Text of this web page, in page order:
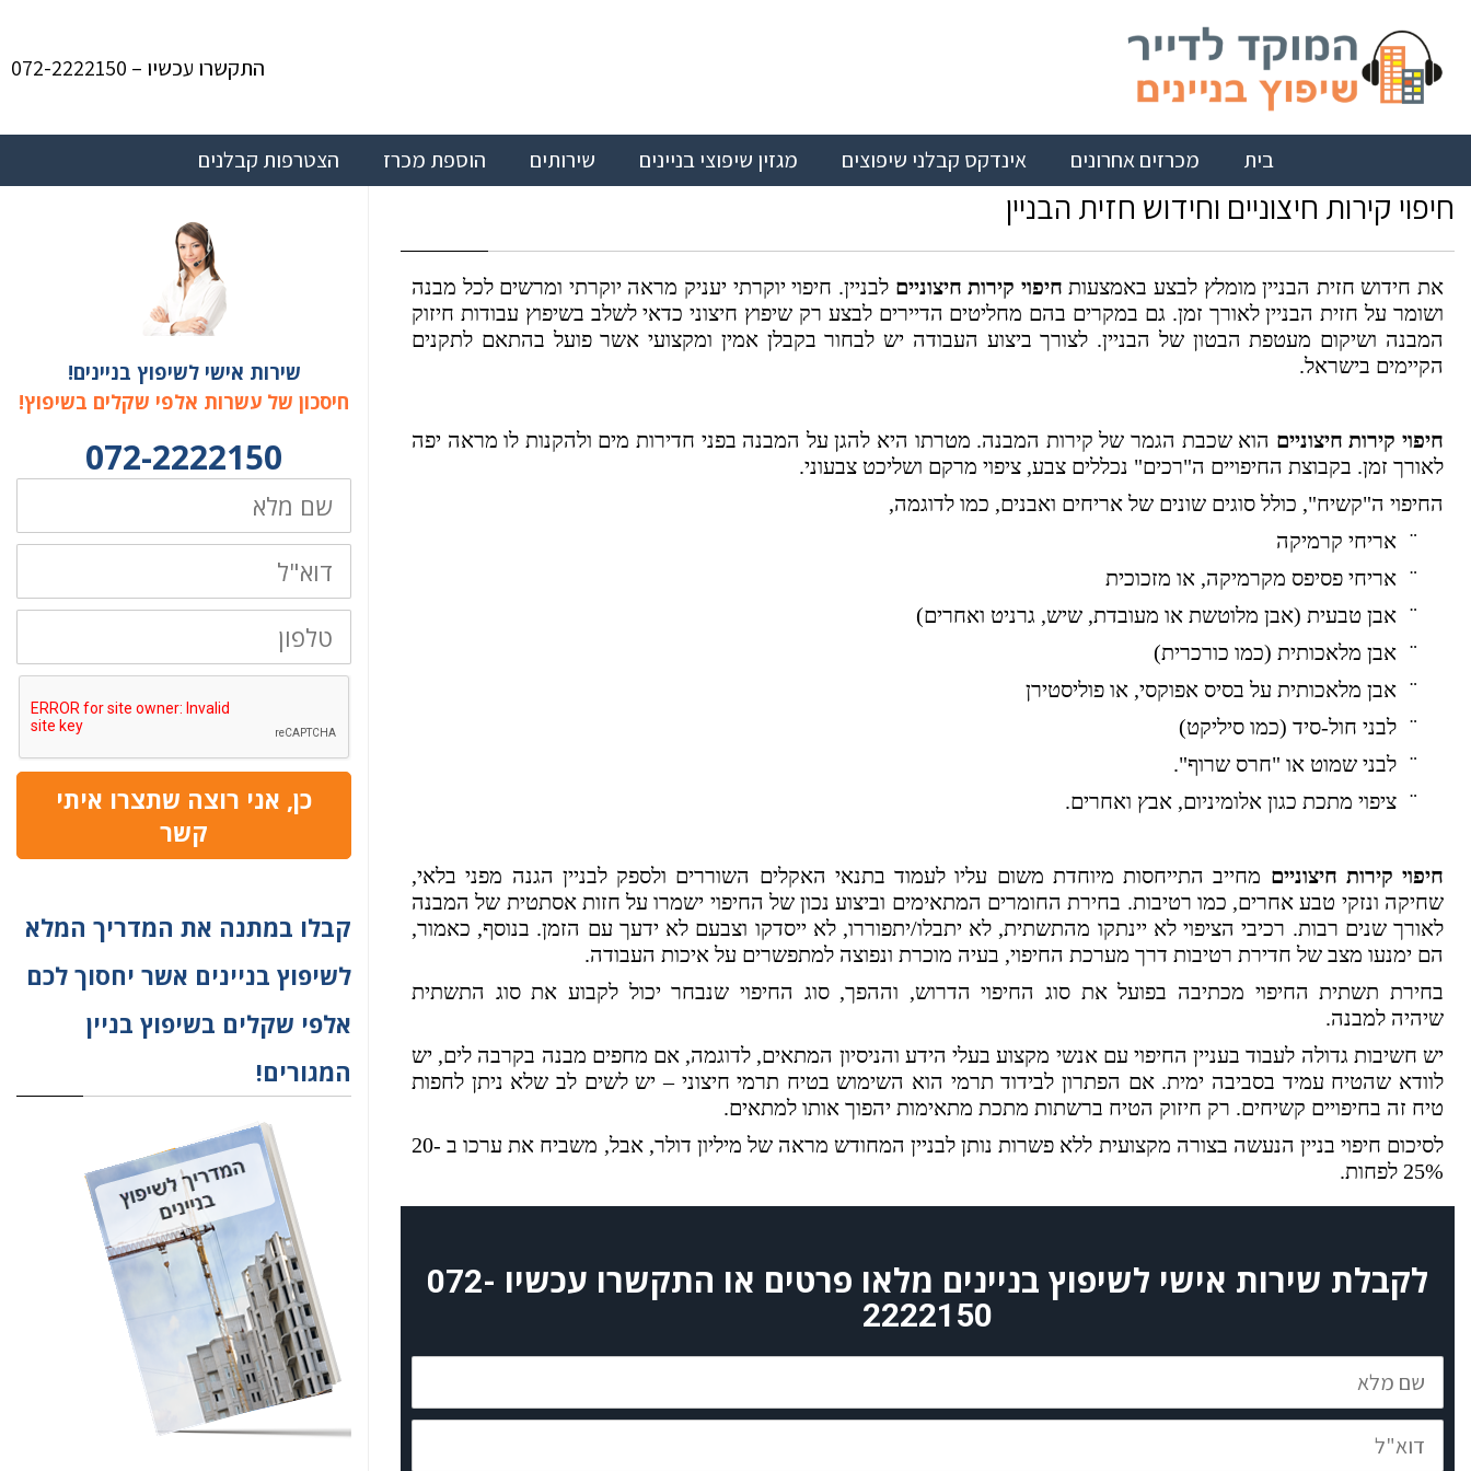
התקשרו עכשיו – 072-2222150
בית מכרזים אחרונים אינדקס קבלני שיפוצים מגזין שיפוצי בניינים שירותים הוספת מכרז הצטרפות קבלנים
חיפוי קירות חיצוניים וחידוש חזית הבניין
את חידוש חזית הבניין מומלץ לבצע באמצעות חיפוי קירות חיצוניים לבניין. חיפוי יוקרתי יעניק מראה יוקרתי ומרשים לכל מבנה
ושומר על חזית הבניין לאורך זמן. גם במקרים בהם מחליטים הדיירים לבצע רק שיפוץ חיצוני כדאי לשלב בשיפוץ עבודות חיזוק
המבנה ושיקום מעטפת הבטון של הבניין. לצורך ביצוע העבודה יש לבחור בקבלן אמין ומקצועי אשר פועל בהתאם לתקנים
הקיימים בישראל.
חיפוי קירות חיצוניים הוא שכבת הגמר של קירות המבנה. מטרתו היא להגן על המבנה בפני חדירות מים ולהקנות לו מראה יפה
לאורך זמן. בקבוצת החיפויים ה"רכים" נכללים צבע, ציפוי מרקם ושליכט צבעוני.
החיפוי ה"קשיח", כולל סוגים שונים של אריחים ואבנים, כמו לדוגמה,
¨ אריחי קרמיקה
¨ אריחי פסיפס מקרמיקה, או מזכוכית
¨ אבן טבעית (אבן מלוטשת או מעובדת, שיש, גרניט ואחרים)
¨ אבן מלאכותית (כמו כורכרית)
¨ אבן מלאכותית על בסיס אפוקסי, או פוליסטירן
¨ לבני חול-סיד (כמו סיליקט)
¨ לבני שמוט או "חרס שרוף".
¨ ציפוי מתכת כגון אלומיניום, אבץ ואחרים.
חיפוי קירות חיצוניים מחייב התייחסות מיוחדת משום עליו לעמוד בתנאי האקלים השוררים ולספק לבניין הגנה מפני בלאי,
שחיקה ונזקי טבע אחרים, כמו רטיבות. בחירת החומרים המתאימים וביצוע נכון של החיפוי ישמרו על חזות אסתטית של המבנה
לאורך שנים רבות. רכיבי הציפוי לא יינתקו מהתשתית, לא יתבלו/יתפוררו, לא ייסדקו וצבעם לא ידעך עם הזמן. בנוסף, כאמור,
הם ימנעו מצב של חדירת רטיבות דרך מערכת החיפוי, בעיה מוכרת ונפוצה למתפשרים על איכות העבודה.
בחירת תשתית החיפוי מכתיבה בפועל את סוג החיפוי הדרוש, וההפך, סוג החיפוי שנבחר יכול לקבוע את סוג התשתית
שיהיה למבנה.
יש חשיבות גדולה לעבוד בעניין החיפוי עם אנשי מקצוע בעלי הידע והניסיון המתאים, לדוגמה, אם מחפים מבנה בקרבה לים, יש
לוודא שהטיח עמיד בסביבה ימית. אם הפתרון לבידוד תרמי הוא השימוש בטיח תרמי חיצוני – יש לשים לב שלא ניתן לחפות
טיח זה בחיפויים קשיחים. רק חיזוק הטיח ברשתות מתכת מתאימות יהפוך אותו למתאים.
לסיכום חיפוי בניין הנעשה בצורה מקצועית ללא פשרות נותן לבניין המחודש מראה של מיליון דולר, אבל, משביח את ערכו ב 20-
25% לפחות.
לקבלת שירות אישי לשיפוץ בניינים מלאו פרטים או התקשרו עכשיו 072-
2222150
שם
מלא
דוא"ל
שירות אישי לשיפוץ בניינים!
חיסכון של עשרות אלפי שקלים בשיפוץ!
072-2222150
שם
מלא
דוא"ל
טלפון
כן, אני רוצה שתצרו איתי
קשר
קבלו במתנה את המדריך המלא
לשיפוץ בניינים אשר יחסוך לכם
אלפי שקלים בשיפוץ בניין
המגורים!